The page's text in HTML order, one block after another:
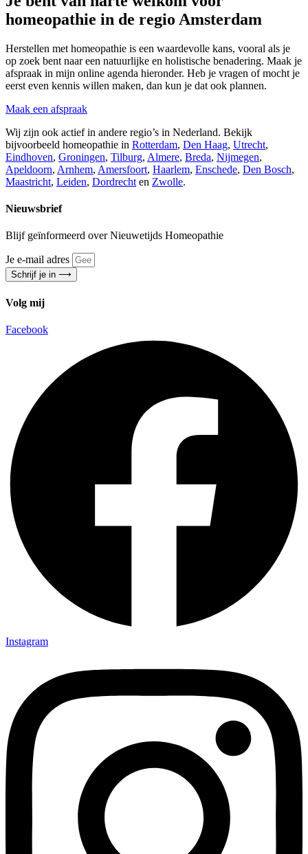
homeopathie in de regio Amsterdam
Herstellen met homeopathie is een waardevolle kans, vooral als je
op zoek bent naar een natuurlijke en holistische benadering. Maak je
afspraak in mijn online agenda hieronder. Heb je vragen of mocht je
eerst even kennis willen maken, dan kun je dat ook plannen.
Maak een afspraak
Wij zijn ook actief in andere regio’s in Nederland. Bekijk
bijvoorbeeld homeopathie in Rotterdam, Den Haag, Utrecht,
Eindhoven, Groningen, Tilburg, Almere, Breda, Nijmegen,
Apeldoorn, Arnhem, Amersfoort, Haarlem, Enschede, Den Bosch,
Maastricht, Leiden, Dordrecht en Zwolle.
Nieuwsbrief
Blijf geïnformeerd over Nieuwetijds Homeopathie
Je e-mail adres
Schrijf je in ⟶
Volg mij
Facebook
Instagram